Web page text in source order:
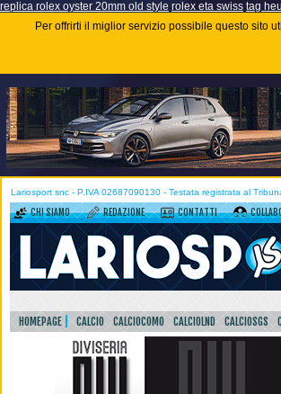
replica rolex oyster 20mm old style rolex eta swiss tag
Per offrirti il miglior servizio possibile questo sito
Lariosport snc - P.IVA 02687090130 - Testata registrata al
CHI SIAMO REDAZIONE CONTATTI
HOMEPAGE CALCIO CALCIOCOMO CALCIOLND CALCIOSGS